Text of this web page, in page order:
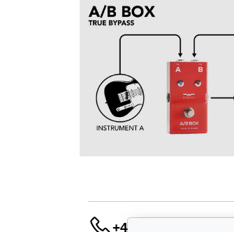
+420 736 683 398